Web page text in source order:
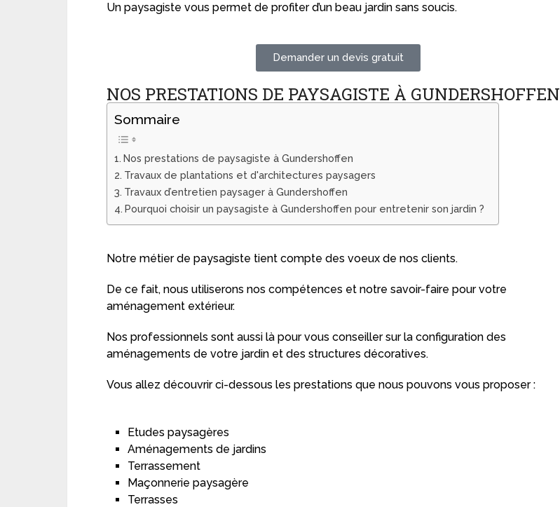
Un paysagiste vous permet de profiter d’un beau jardin sans soucis.
Demander un devis gratuit
NOS PRESTATIONS DE PAYSAGISTE À GUNDERSHOFFEN
Sommaire
Nos prestations de paysagiste à Gundershoffen
Travaux de plantations et d'architectures paysagers
Travaux d’entretien paysager à Gundershoffen
Pourquoi choisir un paysagiste à Gundershoffen pour entretenir son jardin ?
Notre métier de paysagiste tient compte des voeux de nos clients.
De ce fait, nous utiliserons nos compétences et notre savoir-faire pour votre
aménagement extérieur.
Nos professionnels sont aussi là pour vous conseiller sur la configuration des
aménagements de votre jardin et des structures décoratives.
Vous allez découvrir ci-dessous les prestations que nous pouvons vous proposer :
Etudes paysagères
Aménagements de jardins
Terrassement
Maçonnerie paysagère
Terrasses